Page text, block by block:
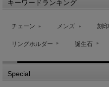
キーワードランキング
チェーン メンズ 刻印
リングホルダー 誕生石
Special